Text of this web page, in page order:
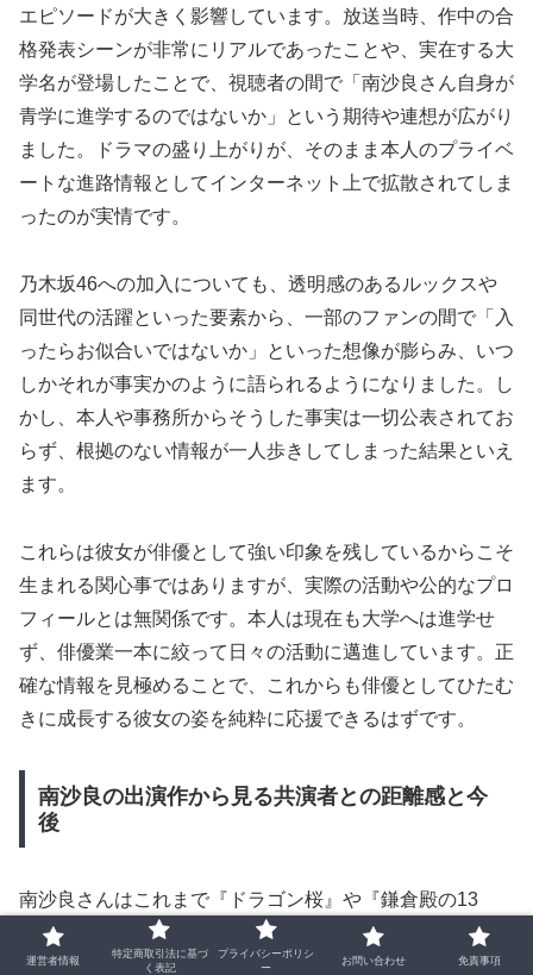
エピソードが大きく影響しています。放送当時、作中の合
格発表シーンが非常にリアルであったことや、実在する大
学名が登場したことで、視聴者の間で「南沙良さん自身が
青学に進学するのではないか」という期待や連想が広がり
ました。ドラマの盛り上がりが、そのまま本人のプライベ
ートな進路情報としてインターネット上で拡散されてしま
ったのが実情です。
乃木坂46への加入についても、透明感のあるルックスや
同世代の活躍といった要素から、一部のファンの間で「入
ったらお似合いではないか」といった想像が膨らみ、いつ
しかそれが事実かのように語られるようになりました。し
かし、本人や事務所からそうした事実は一切公表されてお
らず、根拠のない情報が一人歩きしてしまった結果といえ
ます。
これらは彼女が俳優として強い印象を残しているからこそ
生まれる関心事ではありますが、実際の活動や公的なプロ
フィールとは無関係です。本人は現在も大学へは進学せ
ず、俳優業一本に絞って日々の活動に邁進しています。正
確な情報を見極めることで、これからも俳優としてひたむ
きに成長する彼女の姿を純粋に応援できるはずです。
南沙良の出演作から見る共演者との距離感と今
後
南沙良さんはこれまで『ドラゴン桜』や『鎌倉殿の13
人』、『君に届け』といった数々の話題作に出演し、多く
の実力派俳優たちと共演を重ねてきました。注目が集まる
運営者情報
特定商取引法に基づ
く表記
プライバシーポリシ
ー
お問い合わせ 免責事項